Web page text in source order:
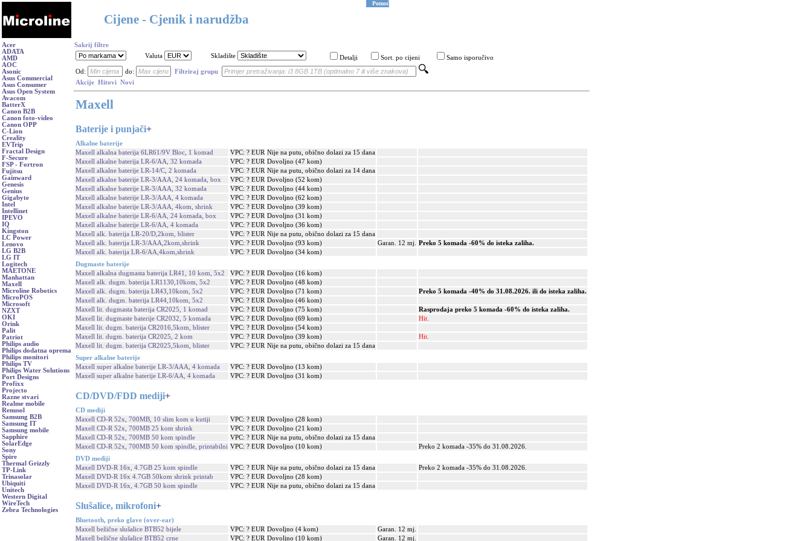
Cijene - Cjenik i narudžba
Pomoć
Acer
ADATA
AMD
AOC
Asonic
Asus Commercial
Asus Consumer
Asus Open System
Avacom
BatterX
Canon B2B
Canon foto-video
Canon OPP
C-Lion
Creality
EVTrip
Fractal Design
F-Secure
FSP - Fortron
Fujitsu
Gainward
Genesis
Genius
Gigabyte
Intel
Intellinet
IPEVO
IQ
Kingston
LC Power
Lenovo
LG B2B
LG IT
Logitech
MAETONE
Manhattan
Maxell
Microline Robotics
MicroPOS
Microsoft
NZXT
OKI
Orink
Palit
Patriot
Philips audio
Philips dodatna oprema
Philips monitori
Philips TV
Philips Water Solutions
Port Designs
Profixx
Projecto
Razne stvari
Realme mobile
Renusol
Samsung B2B
Samsung IT
Samsung mobile
Sapphire
SolarEdge
Sony
Spire
Thermal Grizzly
TP-Link
Trinasolar
Ubiquiti
Unitech
Western Digital
WireTech
Zebra Technologies
Sakrij filtre
Valuta
Skladište Detalji Sort. po cijeni Samo isporučivo
Od: do:
Filtriraj grupu
Akcije Hitovi Novi
Maxell
Baterije i punjači+
Alkalne baterije
Maxell alkalna baterija 6LR61/9V Bloc, 1 komad
VPC: ? EUR Nije na putu, obično dolazi za 15 dana
Maxell alkalne baterija LR-6/AA, 32 komada
VPC: ? EUR Dovoljno (47 kom)
Maxell alkalne baterije LR-14/C, 2 komada
VPC: ? EUR Nije na putu, obično dolazi za 14 dana
Maxell alkalne baterije LR-3/AAA, 24 komada, box
VPC: ? EUR Dovoljno (52 kom)
Maxell alkalne baterije LR-3/AAA, 32 komada
VPC: ? EUR Dovoljno (44 kom)
Maxell alkalne baterije LR-3/AAA, 4 komada
VPC: ? EUR Dovoljno (62 kom)
Maxell alkalne baterije LR-3/AAA, 4kom, shrink
VPC: ? EUR Dovoljno (39 kom)
Maxell alkalne baterije LR-6/AA, 24 komada, box
VPC: ? EUR Dovoljno (31 kom)
Maxell alkalne baterije LR-6/AA, 4 komada
VPC: ? EUR Dovoljno (36 kom)
Maxell alk. baterija LR-20/D,2kom, blister
VPC: ? EUR Nije na putu, obično dolazi za 15 dana
Maxell alk. baterija LR-3/AAA,2kom,shrink
VPC: ? EUR Dovoljno (93 kom) Garan. 12 mj.
Preko 5 komada -60% do isteka zaliha.
Maxell alk. baterija LR-6/AA,4kom,shrink
VPC: ? EUR Dovoljno (34 kom)
Dugmaste baterije
Maxell alkalna dugmasta baterija LR41, 10 kom, 5x2
VPC: ? EUR Dovoljno (16 kom)
Maxell alk. dugm. baterija LR1130,10kom, 5x2
VPC: ? EUR Dovoljno (48 kom)
Maxell alk. dugm. baterija LR43,10kom, 5x2
VPC: ? EUR Dovoljno (71 kom)
Preko 5 komada -40% do 31.08.2026. ili do isteka zaliha.
Maxell alk. dugm. baterija LR44,10kom, 5x2
VPC: ? EUR Dovoljno (46 kom)
Maxell lit. dugmasta baterija CR2025, 1 komad
VPC: ? EUR Dovoljno (75 kom)
Rasprodaja preko 5 komada -60% do isteka zaliha.
Maxell lit. dugmaste baterije CR2032, 5 komada
VPC: ? EUR Dovoljno (69 kom)
Hit.
Maxell lit. dugm. baterija CR2016,5kom, blister
VPC: ? EUR Dovoljno (54 kom)
Maxell lit. dugm. baterija CR2025, 2 kom
VPC: ? EUR Dovoljno (39 kom)
Hit.
Maxell lit. dugm. baterija CR2025,5kom, blister
VPC: ? EUR Nije na putu, obično dolazi za 15 dana
Super alkalne baterije
Maxell super alkalne baterije LR-3/AAA, 4 komada
VPC: ? EUR Dovoljno (13 kom)
Maxell super alkalne baterije LR-6/AA, 4 komada
VPC: ? EUR Dovoljno (31 kom)
CD/DVD/FDD mediji+
CD mediji
Maxell CD-R 52x, 700MB, 10 slim kom u kutiji
VPC: ? EUR Dovoljno (28 kom)
Maxell CD-R 52x, 700MB 25 kom shrink
VPC: ? EUR Dovoljno (21 kom)
Maxell CD-R 52x, 700MB 50 kom spindle
VPC: ? EUR Nije na putu, obično dolazi za 15 dana
Maxell CD-R 52x, 700MB 50 kom spindle, printabilni VPC: ? EUR Dovoljno (10 kom)
Preko 2 komada -35% do 31.08.2026.
DVD mediji
Maxell DVD-R 16x, 4.7GB 25 kom spindle
VPC: ? EUR Nije na putu, obično dolazi za 15 dana
Preko 2 komada -35% do 31.08.2026.
Maxell DVD-R 16x 4.7GB 50kom shrink printab
VPC: ? EUR Dovoljno (28 kom)
Maxell DVD-R 16x, 4.7GB 50 kom spindle
VPC: ? EUR Nije na putu, obično dolazi za 15 dana
Slušalice, mikrofoni+
Bluetooth, preko glave (over-ear)
Maxell bežične slušalice BTB52 bijele
VPC: ? EUR Dovoljno (4 kom)
Garan. 12 mj.
Maxell bežične slušalice BTB52 crne
VPC: ? EUR Dovoljno (10 kom) Garan. 12 mj.